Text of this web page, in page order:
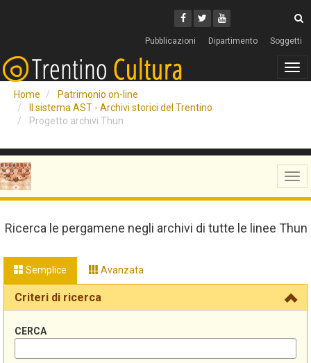
Facebook
Twitter
Youtube
Pubblicazioni Dipartimento Soggetti
Home
Patrimonio on-line
Il sistema AST - Archivi storici del Trentino
Progetto archivi Thun
Ricerca le pergamene negli archivi di tutte le linee Thun
Semplice Avanzata
Criteri di ricerca
CERCA